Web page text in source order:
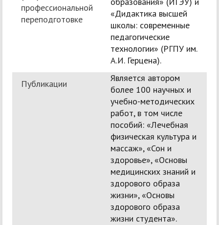
профессиональной
переподготовке
«Дидактика высшей
школы: современные
педагогические
технологии» (РГПУ им.
А.И. Герцена).
Публикации
Является автором
более 100 научных и
учебно-методических
работ, в том числе
пособий: «Лечебная
физическая культура и
массаж», «Сон и
здоровье», «Основы
медицинских знаний и
здорового образа
жизни», «Основы
здорового образа
жизни студента».